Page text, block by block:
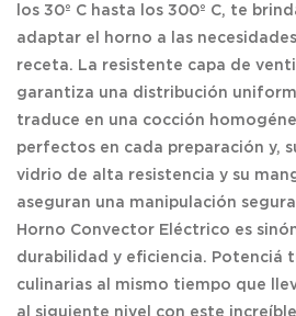
los 30º C hasta los 300º C, te
adaptar el horno a las
receta. La resistente capa de
garantiza una distribución
traduce en una cocción
perfectos en cada preparación y,
vidrio de alta resistencia y su
aseguran una manipulación
Horno Convector Eléctrico es
durabilidad y eficiencia. Potenciá
culinarias al mismo tiempo que
al siguiente nivel con este